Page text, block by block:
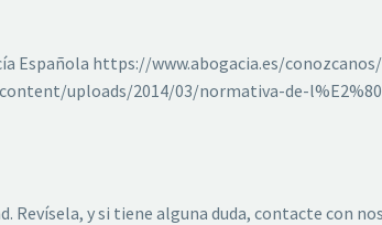
Española https://www.abogacia.es/
uploads/2014/03/normativa-de-
Revísela, y si tiene alguna duda, contacte con